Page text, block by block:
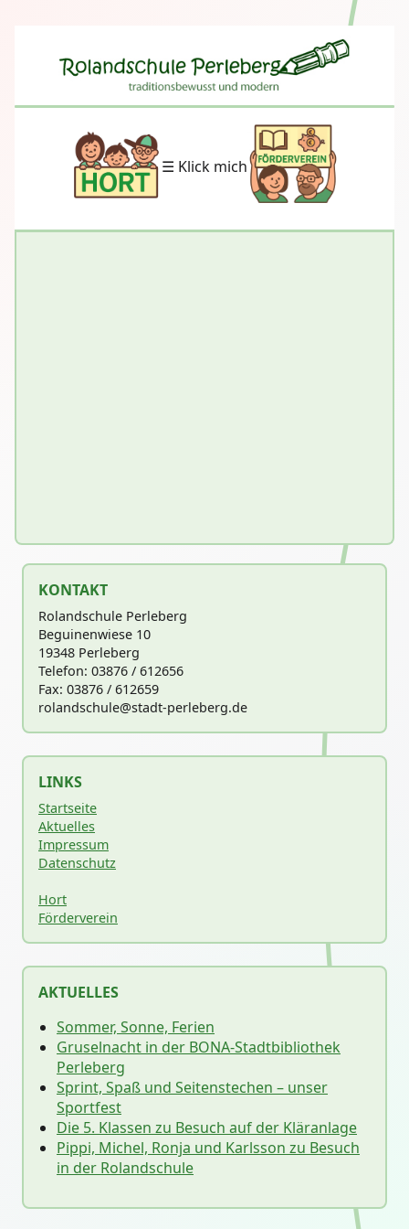
☰ Klick mich
KONTAKT
Rolandschule Perleberg
Beguinenwiese 10
19348 Perleberg
Telefon: 03876 / 612656
Fax: 03876 / 612659
rolandschule@stadt-perleberg.de
LINKS
Startseite
Aktuelles
Impressum
Datenschutz
Hort
Förderverein
AKTUELLES
Sommer, Sonne, Ferien
Gruselnacht in der BONA-Stadtbibliothek
Perleberg
Sprint, Spaß und Seitenstechen – unser
Sportfest
Die 5. Klassen zu Besuch auf der Kläranlage
Pippi, Michel, Ronja und Karlsson zu Besuch
in der Rolandschule